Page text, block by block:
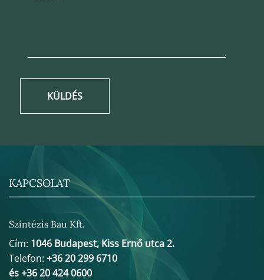
KÜLDÉS
KAPCSOLAT
Szintézis Bau Kft.
Cím: 1046 Budapest, Kiss Ernő utca 2.
Telefon: +36 20 299 6710
és +36 20 424 0600